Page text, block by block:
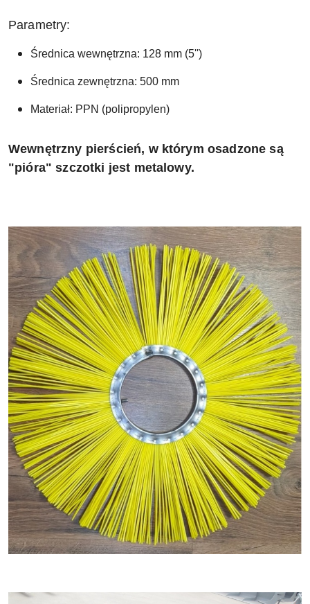
Parametry:
Średnica wewnętrzna: 128 mm (5'')
Średnica zewnętrzna: 500 mm
Materiał: PPN (polipropylen)
Wewnętrzny pierścień, w którym osadzone są
"pióra" szczotki jest metalowy.